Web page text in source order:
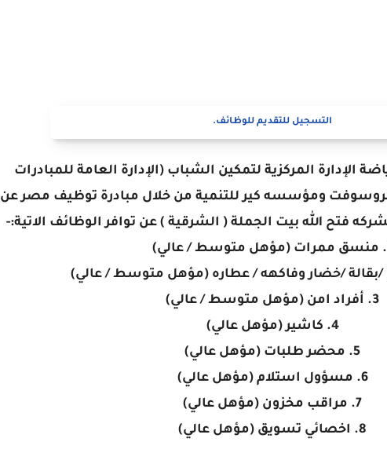
التسجيل للتقديم للوظائف.
الإدارة المركزية لتمكين الشباب (الإدارة العامة للمبادرات
ومؤسسه كير للتنمية من خلال مبادرة توظيف مصر عن
فتح الله بيت الجملة ( الشرقية ) عن توافر الوظائف الاتية:-
3. أفراد امن (مؤهل متوسط / عالي)
4. كاشير (مؤهل عالي)
5. محضر طلبات (مؤهل عالي)
6. مسؤول استلام (مؤهل عالي)
7. مراقب مخزون (مؤهل عالي)
8. اخصائي تسويق (مؤهل عالي)